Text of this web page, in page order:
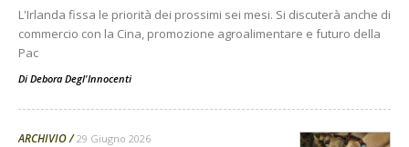
L'Irlanda fissa le priorità dei prossimi sei mesi. Si discuterà anche di
commercio con la Cina, promozione agroalimentare e futuro della
Pac
Di Debora Degl'Innocenti
ARCHIVIO 29 Giugno 2026